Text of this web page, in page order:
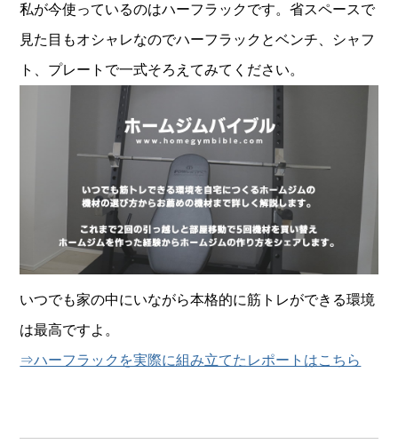
私が今使っているのはハーフラックです。省スペースで
見た目もオシャレなのでハーフラックとベンチ、シャフ
ト、プレートで一式そろえてみてください。
いつでも家の中にいながら本格的に筋トレができる環境
は最高ですよ。
⇒ハーフラックを実際に組み立てたレポートはこちら